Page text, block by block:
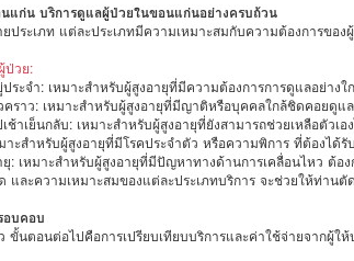
แก่น บริการดูแลผู้ป่วยในขอนแก่นอย่างครบถ้วน
ระเภท แต่ละประเภทมีความเหมาะสมกับความต้องการของ
ป่วย:
ระจำ: เหมาะสำหรับผู้สูงอายุที่มีความต้องการการดูแลอย่าง
ราว: เหมาะสำหรับผู้สูงอายุที่มีญาติหรือบุคคลใกล้ชิดคอยดูแ
าเย็นกลับ: เหมาะสำหรับผู้สูงอายุที่ยังสามารถช่วยเหลือตัวเ
าะสำหรับผู้สูงอายุที่มีโรคประจำตัว หรือความพิการ ที่ต้องได้
: เหมาะสำหรับผู้สูงอายุที่มีปัญหาทางด้านการเคลื่อนไหว ต้อ
ละความเหมาะสมของแต่ละประเภทบริการ จะช่วยให้ท่าน
อบคอบ
ขั้นตอนต่อไปคือการเปรียบเทียบบริการและค่าใช้จ่ายจากผู้ให้